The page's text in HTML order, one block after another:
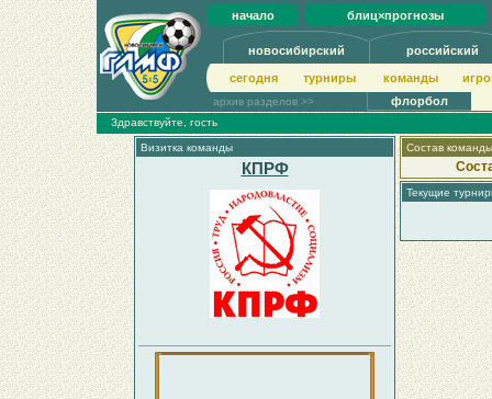
начало блиц×прогнозы
новосибирский российский
сегодня турниры команды
архив разделов >> флорбол
Здравствуйте, гость
Визитка команды
КПРФ
Состав команды
Текущие